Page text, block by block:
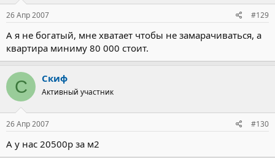
26 Апр 2007 #129
А я не богатый, мне хватает чтобы не замарачиваться, а
квартира миниму 80 000 стоит.
С Скиф
Активный участник
26 Апр 2007 #130
А у нас 20500р за м2